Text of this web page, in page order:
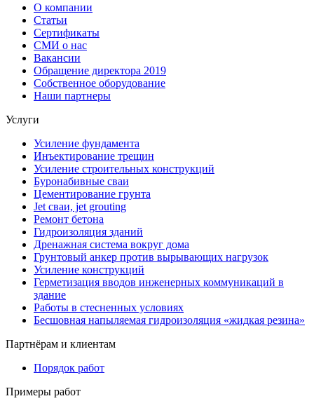
О компании
Статьи
Сертификаты
СМИ о нас
Вакансии
Обращение директора 2019
Собственное оборудование
Наши партнеры
Услуги
Усиление фундамента
Инъектирование трещин
Усиление строительных конструкций
Буронабивные сваи
Цементирование грунта
Jet сваи, jet grouting
Ремонт бетона
Гидроизоляция зданий
Дренажная система вокруг дома
Грунтовый анкер против вырывающих нагрузок
Усиление конструкций
Герметизация вводов инженерных коммуникаций в
здание
Работы в стесненных условиях
Бесшовная напыляемая гидроизоляция «жидкая резина»
Партнёрам и клиентам
Порядок работ
Примеры работ